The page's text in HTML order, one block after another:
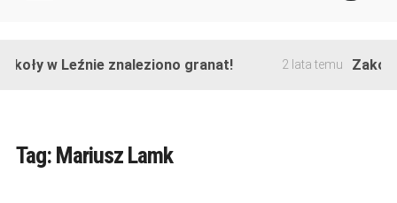
w Leźnie znaleziono granat! 2 lata temu Zakończono
Tag: Mariusz Lamk